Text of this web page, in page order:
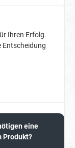
Ihren Erfolg.
Entscheidung
eine
Produkt?